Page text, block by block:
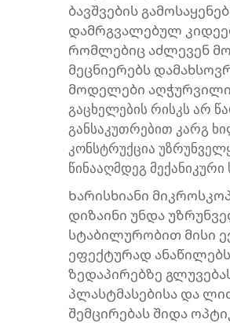
ბავშვების
დამრგვალებულ
რომლებიც აძლევენ
მეცნიერებს
მოდელები აღჭურვილია
გაცხელების რისკს არ
განსაკუთრებით კარგ
კონსტრუქცია
წინააღმდეგ
Ხარისხიანი
დიზაინი უნდა
სტაბილურობით მისი
ეფექტურად
ზედაპირებზე
პლასტმასებისა და
შემცირებას შიდა